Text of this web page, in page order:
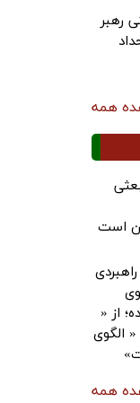
رهبر
همه
است
از «
الگوی
همه